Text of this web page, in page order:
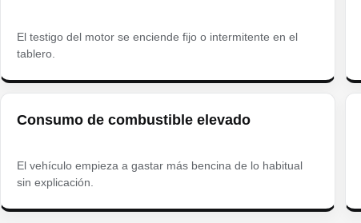
El testigo del motor se enciende fijo o intermitente en el
tablero.
Consumo de combustible elevado
El vehículo empieza a gastar más bencina de lo habitual
sin explicación.